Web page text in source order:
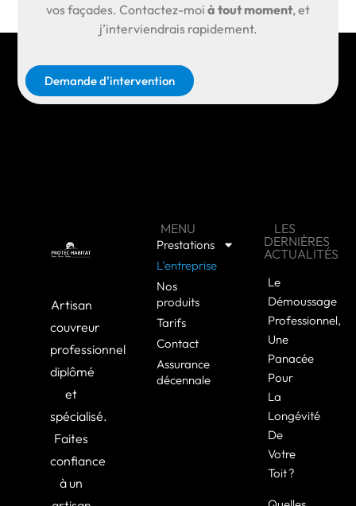
vos façades. Contactez-moi à tout moment, et
j’interviendrais rapidement.
Demande d'intervention
Artisan
couvreur
professionnel
diplômé
et
spécialisé.
Faites
confiance
à un
MENU
Prestations
L’entreprise
Nos
produits
Tarifs
Contact
Assurance
décennale
LES
DERNIÈRES
ACTUALITÉS
Le
Démoussage
Professionnel,
Une
Panacée
Pour
La
Longévité
De
Votre
Toit ?